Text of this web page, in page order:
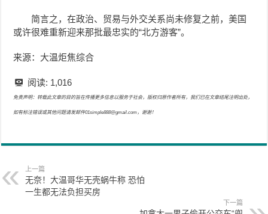
简言之，在政治、贸易与外交关系尚未修复之前，美国
或许很难重新迎来那批最忠实的“北方游客”。
来源：大温炬焦综合
阅读: 1,016
免责声明：转载此文章的目的旨在传播更多信息以服务于社会，版权归原作者所有，我们已在文章结尾注明出处，
如有标注错误或其他问题请发邮件01simple888@gmail.com，谢谢！
上一篇
无奈！大温哥华无壳蜗牛称 恐怕
一生都无法负担买房
下一篇